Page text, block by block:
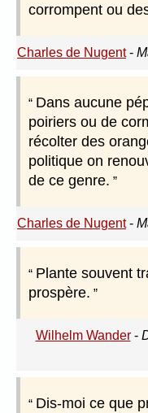
corrompent ou
Charles de Nugent-
Dans aucune
poiriers ou de
récolter des
politique on
de ce genre.
Charles de Nugent-
Plante souvent
prospère.
Wilhelm Wander-
Dis-moi ce que